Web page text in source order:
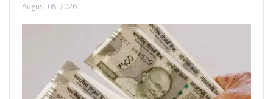
August 08, 2026